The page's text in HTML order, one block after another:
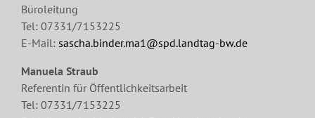
Büroleitung
Tel: 07331/7153225
E-Mail: sascha.binder.ma1@spd.landtag-bw.de
Manuela Straub
Referentin für Öffentlichkeitsarbeit
Tel: 07331/7153225